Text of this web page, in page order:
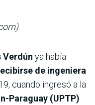
Verdún ya había
de ingeniera
cuando ingresó a la
Paraguay (UPTP)